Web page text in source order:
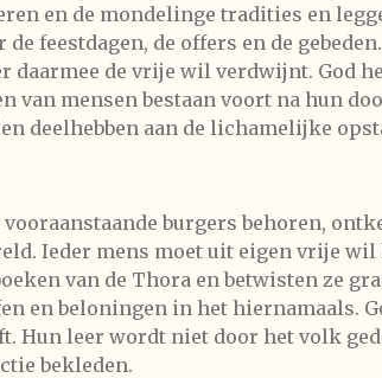
en de mondelinge tradities en
feestdagen, de offers en de
daarmee de vrije wil verdwijnt. God
van mensen bestaan voort na hun
deelhebben aan de lichamelijke
burgers behoren,
Ieder mens moet uit eigen vrije wil
van de Thora en betwisten ze
en beloningen in het hiernamaals.
Hun leer wordt niet door het volk
bekleden.